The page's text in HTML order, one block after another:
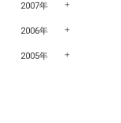
2007年
2006年
2005年